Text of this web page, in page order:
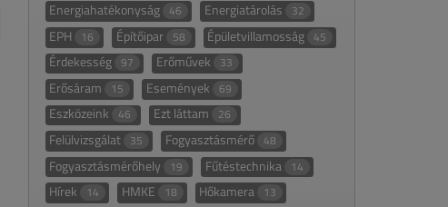
Energiahatékonyság 46 Energiatárolás 32
EPH 16 Építőipar 58 Épületvillamosság 45
Érdekesség 97 Erőművek 33
Erősáram 15 Események 69
Eszközeink 46 Ezt láttam 26
Felülvizsgálat 35 Fogyasztásmérő 48
Fogyasztásmérőhely 19 Fűtéstechnika 14
Hírek 14 HMKE 18 Hőkamera 13